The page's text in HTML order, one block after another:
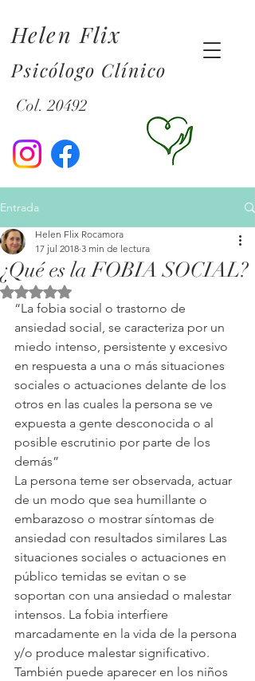
Helen Flix
Psicólogo Clínico
Col. 20492
Entrada
¿Qué es la FOBIA SOCIAL?
Helen Flix Rocamora
17 jul 2018 3 min de lectura
Obtuvo NaN de 5 estrellas.
“La fobia social o trastorno de
ansiedad social, se caracteriza por un
miedo intenso, persistente y excesivo
en respuesta a una o más situaciones
sociales o actuaciones delante de los
otros en las cuales la persona se ve
expuesta a gente desconocida o al
posible escrutinio por parte de los
demás”
La persona teme ser observada, actuar
de un modo que sea humillante o
embarazoso o mostrar síntomas de
ansiedad con resultados similares Las
situaciones sociales o actuaciones en
público temidas se evitan o se
soportan con una ansiedad o malestar
intensos. La fobia interfiere
marcadamente en la vida de la persona
y/o produce malestar significativo.
También puede aparecer en los niños